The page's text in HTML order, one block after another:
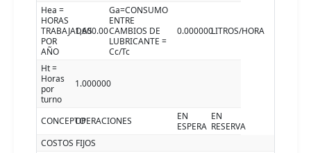
Hea =
HORAS
TRABAJADAS
POR
AÑO
1,600.00
Ga=CONSUMO
ENTRE
CAMBIOS DE
LUBRICANTE =
Cc/Tc
0.000000LITROS/HORA
Ht =
Horas
por
turno
1.000000
CONCEPTOOPERACIONES
EN
ESPERA
EN
RESERVA
COSTOS FIJOS